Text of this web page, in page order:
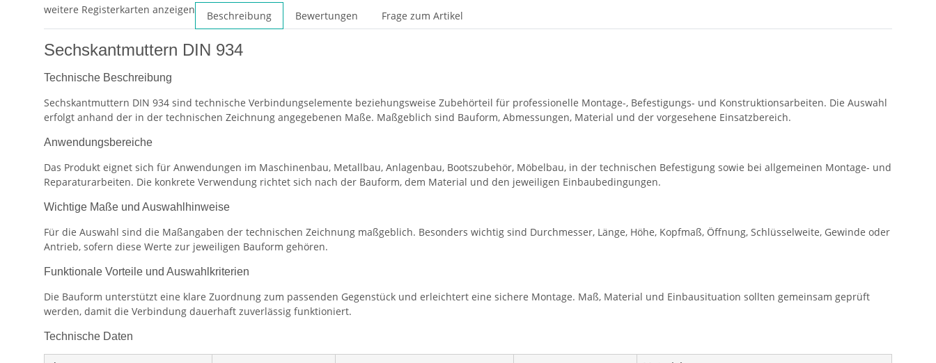
weitere Registerkarten anzeigen Beschreibung Bewertungen Frage zum Artikel
Sechskantmuttern DIN 934
Technische Beschreibung
Sechskantmuttern DIN 934 sind technische Verbindungselemente beziehungsweise Zubehörteil für professionelle Montage-, Befestigungs- und Konstruktionsarbeiten. Die Auswahl
erfolgt anhand der in der technischen Zeichnung angegebenen Maße. Maßgeblich sind Bauform, Abmessungen, Material und der vorgesehene Einsatzbereich.
Anwendungsbereiche
Das Produkt eignet sich für Anwendungen im Maschinenbau, Metallbau, Anlagenbau, Bootszubehör, Möbelbau, in der technischen Befestigung sowie bei allgemeinen Montage- und
Reparaturarbeiten. Die konkrete Verwendung richtet sich nach der Bauform, dem Material und den jeweiligen Einbaubedingungen.
Wichtige Maße und Auswahlhinweise
Für die Auswahl sind die Maßangaben der technischen Zeichnung maßgeblich. Besonders wichtig sind Durchmesser, Länge, Höhe, Kopfmaß, Öffnung, Schlüsselweite, Gewinde oder
Antrieb, sofern diese Werte zur jeweiligen Bauform gehören.
Funktionale Vorteile und Auswahlkriterien
Die Bauform unterstützt eine klare Zuordnung zum passenden Gegenstück und erleichtert eine sichere Montage. Maß, Material und Einbausituation sollten gemeinsam geprüft
werden, damit die Verbindung dauerhaft zuverlässig funktioniert.
Technische Daten